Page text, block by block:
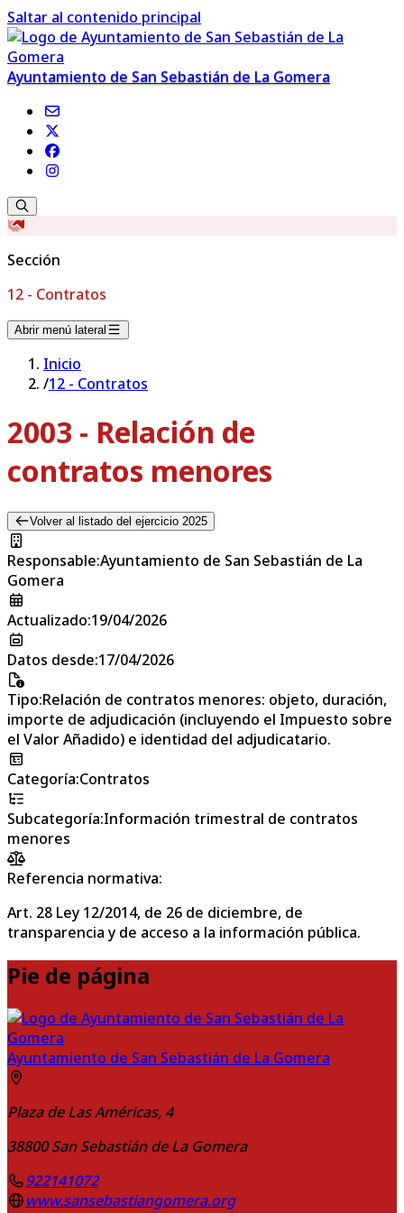
Saltar al contenido principal
Ayuntamiento de San Sebastián de La Gomera
Sección
12 - Contratos
Abrir menú lateral
Inicio
/12 - Contratos
2003 - Relación de
contratos menores
Volver al listado del ejercicio 2025
Responsable:Ayuntamiento de San Sebastián de La
Gomera
Actualizado:19/04/2026
Datos desde:17/04/2026
Tipo:Relación de contratos menores: objeto, duración,
importe de adjudicación (incluyendo el Impuesto sobre
el Valor Añadido) e identidad del adjudicatario.
Categoría:Contratos
Subcategoría:Información trimestral de contratos
menores
Referencia normativa:
Art. 28 Ley 12/2014, de 26 de diciembre, de
transparencia y de acceso a la información pública.
Pie de página
Ayuntamiento de San Sebastián de La Gomera
Plaza de Las Américas, 4
38800 San Sebastián de La Gomera
922141072
www.sansebastiangomera.org